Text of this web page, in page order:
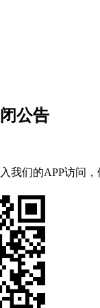
公告
我们的APP访问